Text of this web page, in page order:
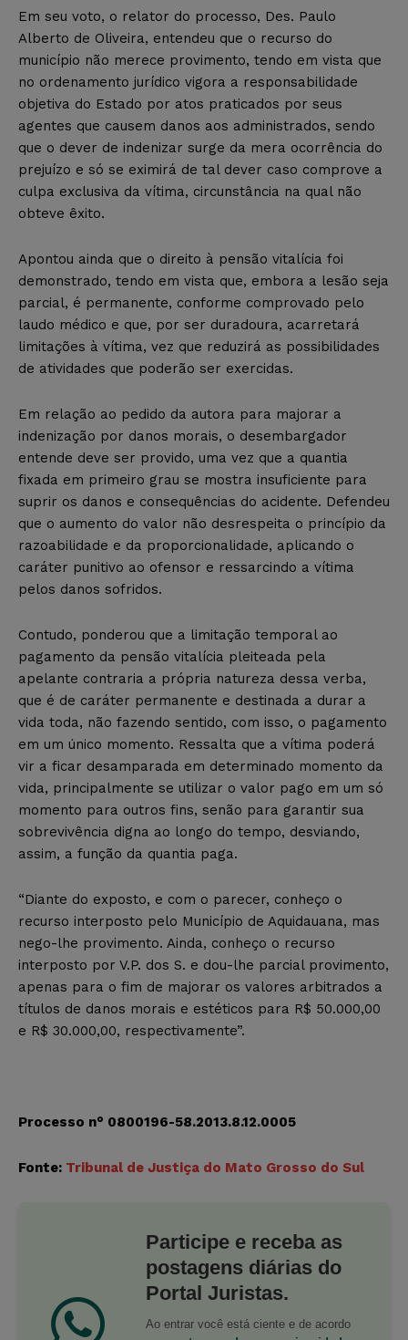
Em seu voto, o relator do processo, Des. Paulo
Alberto de Oliveira, entendeu que o recurso do
município não merece provimento, tendo em vista que
no ordenamento jurídico vigora a responsabilidade
objetiva do Estado por atos praticados por seus
agentes que causem danos aos administrados, sendo
que o dever de indenizar surge da mera ocorrência do
prejuízo e só se eximirá de tal dever caso comprove a
culpa exclusiva da vítima, circunstância na qual não
obteve êxito.
Apontou ainda que o direito à pensão vitalícia foi
demonstrado, tendo em vista que, embora a lesão seja
parcial, é permanente, conforme comprovado pelo
laudo médico e que, por ser duradoura, acarretará
limitações à vítima, vez que reduzirá as possibilidades
de atividades que poderão ser exercidas.
Em relação ao pedido da autora para majorar a
indenização por danos morais, o desembargador
entende deve ser provido, uma vez que a quantia
fixada em primeiro grau se mostra insuficiente para
suprir os danos e consequências do acidente. Defendeu
que o aumento do valor não desrespeita o princípio da
razoabilidade e da proporcionalidade, aplicando o
caráter punitivo ao ofensor e ressarcindo a vítima
pelos danos sofridos.
Contudo, ponderou que a limitação temporal ao
pagamento da pensão vitalícia pleiteada pela
apelante contraria a própria natureza dessa verba,
que é de caráter permanente e destinada a durar a
vida toda, não fazendo sentido, com isso, o pagamento
em um único momento. Ressalta que a vítima poderá
vir a ficar desamparada em determinado momento da
vida, principalmente se utilizar o valor pago em um só
momento para outros fins, senão para garantir sua
sobrevivência digna ao longo do tempo, desviando,
assim, a função da quantia paga.
“Diante do exposto, e com o parecer, conheço o
recurso interposto pelo Município de Aquidauana, mas
nego-lhe provimento. Ainda, conheço o recurso
interposto por V.P. dos S. e dou-lhe parcial provimento,
apenas para o fim de majorar os valores arbitrados a
títulos de danos morais e estéticos para R$ 50.000,00
e R$ 30.000,00, respectivamente”.
Processo n° 0800196-58.2013.8.12.0005
Fonte: Tribunal de Justiça do Mato Grosso do Sul
Participe e receba as
postagens diárias do
Portal Juristas.
Ao entrar você está ciente e de acordo